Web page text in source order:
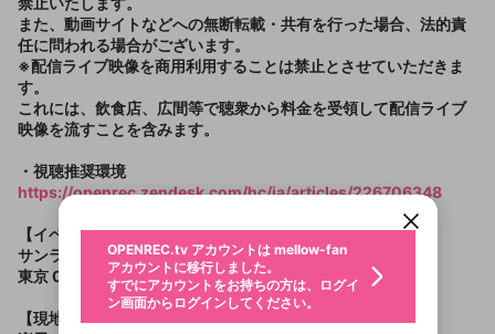
また、動画サイトなどへの無断転載・共有を行った場合、法的責
任に問われる場合がございます。
※配信ライブ映像を商用利用することは禁止とさせていただきま
す。
これには、飲食店、広間等で聴衆から料金を受領して配信ライブ
映像を流すことを含みます。
・視聴推奨環境
https://openrec.zendesk.com/hc/ja/articles/226706348
【イベントに関する問い合わせ先】
サンライズプロモーション
東京 0570-00-3337(平日12:00～15:00)
【現地チケットに関するお問い合わせ】
イベントのチケット一覧
【PPV】まとめて応援チケット
販売期間：2025/2/14 9:00 - 2025/4/29
ご確認ください
アカウントに移行しました。
すでにアカウントをお持ちの方は、ログイ
新規登録
メールアドレスで新規登録
新規登録
@
カウントに統合しました。
こちらからOPENREC.tvでログイン中のア
ログイン
メールアドレスでログイン
ログイン
OPENREC.tv アカウントは mellow-fan
アカウントに移行しました。
すでにアカウントをお持ちの方は、ログイ
ン画面からログインしてください。
年
生年月は登録後に変更できません。
認証コードの入力
不適切なユーザーとして報告しま
すか？
問題を選択してください
サブスクシェア
限定コミュニティ参加方法